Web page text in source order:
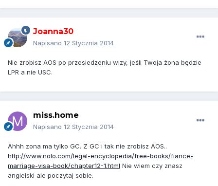
Joanna30
Napisano 12 Stycznia 2014
Nie zrobisz AOS po przesiedzeniu wizy, jeśli Twoja żona będzie
LPR a nie USC.
miss.home
Napisano 12 Stycznia 2014
Ahhh zona ma tylko GC. Z GC i tak nie zrobisz AOS..
http://www.nolo.com/legal-encyclopedia/free-books/fiance-
marriage-visa-book/chapter12-1.html Nie wiem czy znasz
angielski ale poczytaj sobie.